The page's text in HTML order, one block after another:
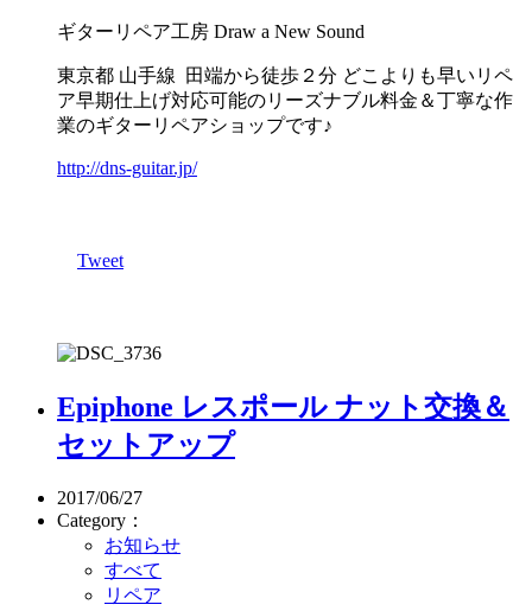
ギターリペア工房 Draw a New Sound
東京都 山手線 田端から徒歩２分 どこよりも早いリペ
ア早期仕上げ対応可能のリーズナブル料金＆丁寧な作
業のギターリペアショップです♪
http://dns-guitar.jp/
Tweet
Epiphone レスポール ナット交換＆
セットアップ
2017/06/27
Category：
お知らせ
すべて
リペア